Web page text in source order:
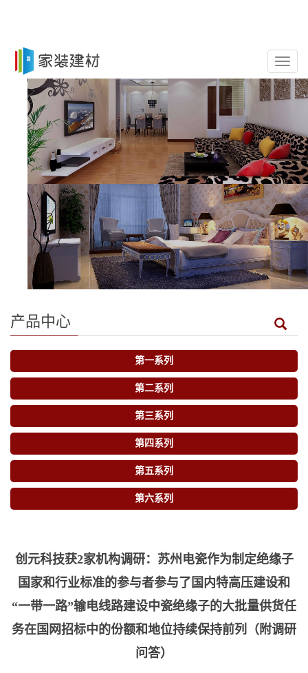
导
航
菜
产品中心
第一系列
第二系列
第三系列
第四系列
第五系列
第六系列
创元科技获2家机构调研：苏州电瓷作为制定绝缘子
国家和行业标准的参与者参与了国内特高压建设和
“一带一路”输电线路建设中瓷绝缘子的大批量供货任
务在国网招标中的份额和地位持续保持前列（附调研
问答）